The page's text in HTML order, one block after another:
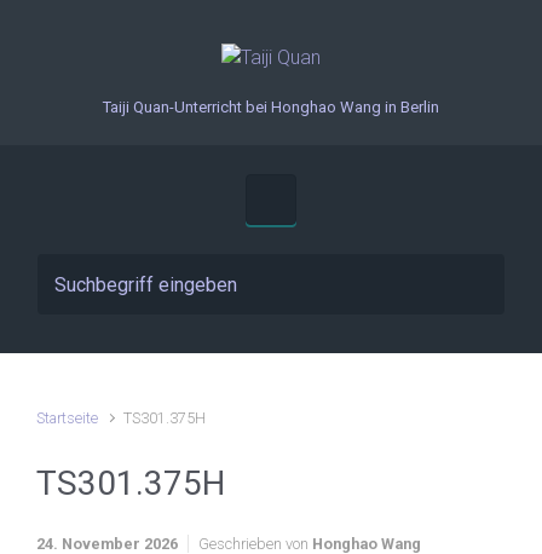
Taiji Quan-Unterricht bei Honghao Wang in Berlin
Startseite TS301.375H
TS301.375H
24. November 2026 Geschrieben von Honghao Wang